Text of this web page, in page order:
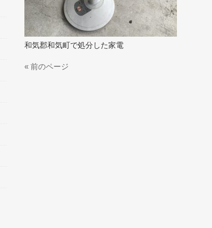
和気郡和気町で処分した家電
« 前のページ